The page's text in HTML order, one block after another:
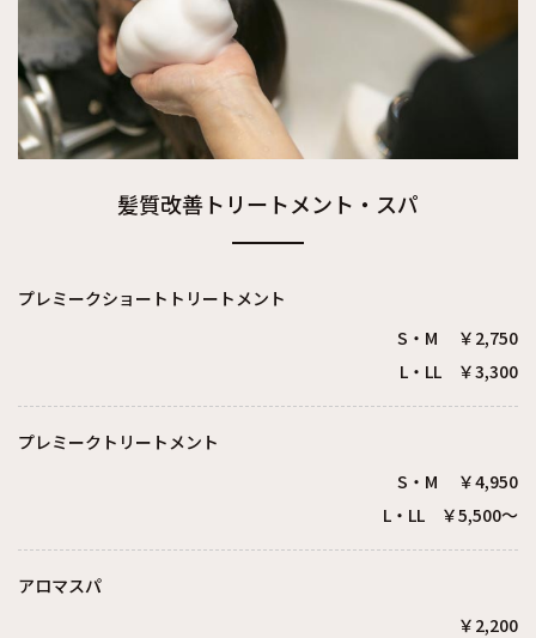
髪質改善トリートメント・スパ
プレミークショートトリートメント
S・M ￥2,750
L・LL ￥3,300
プレミークトリートメント
S・M ￥4,950
L・LL ￥5,500～
アロマスパ
￥2,200